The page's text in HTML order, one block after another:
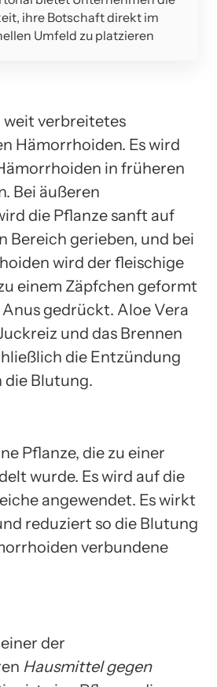
ihre Botschaft direkt im
Umfeld zu platzieren
weit verbreitetes
Hämorrhoiden. Es wird
in früheren
Bei äußeren
die Pflanze sanft auf
Bereich gerieben, und bei
wird der fleischige
einem Zäpfchen geformt
gedrückt. Aloe Vera
und das Brennen
die Entzündung
die Blutung.
Pflanze, die zu einer
wurde. Es wird auf die
angewendet. Es wirkt
reduziert so die Blutung
verbundene
der
Hausmittel gegen